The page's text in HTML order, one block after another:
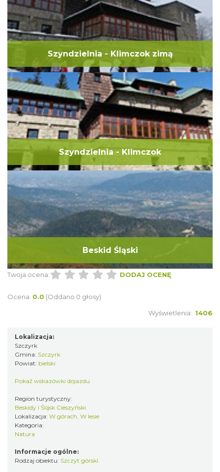
Szyndzielnia - Klimczok zimą
Szyndzielnia - Klimczok
Beskid Śląski
Twoja ocena: DODAJ OCENĘ
Ocena: 0.0 (Oddano 0 głosy)
Wyświetlenia: 1406
Lokalizacja:
Szczyrk
Gmina: Szczyrk
Powiat: bielski
Pokaż wskazówki dojazdu
Region turystyczny:
Beskidy i Śląsk Cieszyński
Lokalizacja: W górach, W lesie
Kategoria:
Natura
Informacje ogólne:
Rodzaj obiektu: Szczyt górski